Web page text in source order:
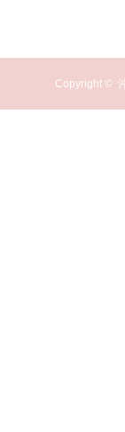
Copyright ©